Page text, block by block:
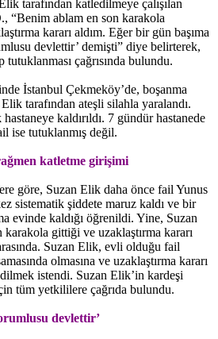
tarafından katledilmeye çalışılan
“Benim ablam en son karakola
kararı aldım. Eğer bir gün başıma
devlettir’ demişti” diye belirterek,
çağrısında bulundu.
İstanbul Çekmeköy’de, boşanma
tarafından ateşli silahla yaralandı.
kaldırıldı. 7 gündür hastanede
ise tutuklanmış değil.
katletme girişimi
göre, Suzan Elik daha önce fail Yunus
sistematik şiddete maruz kaldı ve bir
evinde kaldığı öğrenildi. Yine, Suzan
gittiği ve uzaklaştırma kararı
Suzan Elik, evli olduğu fail
olmasına ve uzaklaştırma kararı
istendi. Suzan Elik’in kardeşi
tüm yetkililere çağrıda bulundu.
devlettir’